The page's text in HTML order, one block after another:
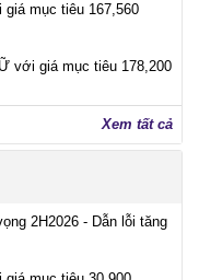
mục tiêu 167,560
với giá mục tiêu 178,200
Xem tất cả
2H2026 - Dẫn lỗi tăng